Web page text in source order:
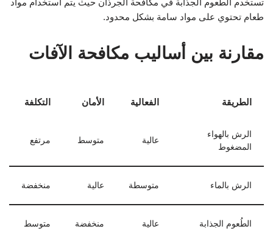
طعام تحتوي على مواد سامة بشكل محدود.
مقارنة بين أساليب مكافحة الآفات
الطريقة الفعالية الأمان التكلفة
الرش بالهواء
المضغوط
عالية متوسط مرتفع
الرش بالماء متوسطة عالية منخفضة
الطُعوم الجذابة عالية منخفضة متوسط